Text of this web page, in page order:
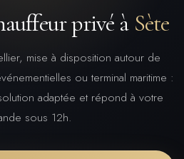
privé à Sète
mise à disposition autour de
ou terminal maritime :
adaptée et répond à votre
sous 12h.